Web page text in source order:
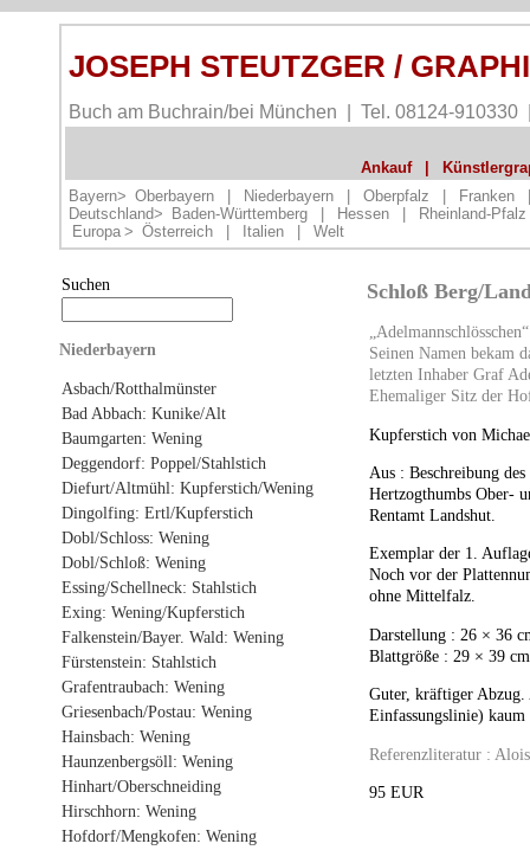
JOSEPH STEUTZGER /
Buch am Buchrain/bei München | Tel. 08124-
Ankauf
Bayern> Oberbayern Niederbayern Oberpfalz Franken
Deutschland>
Baden-Württemberg Hessen
Rheinland-Pfalz
Europa > Österreich Italien Welt
Suchen
Niederbayern
Asbach/Rotthalmünster
Bad Abbach: Kunike/Alt
Baumgarten: Wening
Deggendorf: Poppel/Stahlstich
Diefurt/Altmühl: Kupferstich/Wening
Dingolfing: Ertl/Kupferstich
Dobl/Schloss: Wening
Dobl/Schloß: Wening
Essing/Schellneck: Stahlstich
Exing: Wening/Kupferstich
Falkenstein/Bayer. Wald: Wening
Fürstenstein: Stahlstich
Grafentraubach: Wening
Griesenbach/Postau: Wening
Hainsbach: Wening
Haunzenbergsöll: Wening
Hinhart/Oberschneiding
Hirschhorn: Wening
Hofdorf/Mengkofen: Wening
Schloß Berg/
Seinen Namen bekam
letzten Inhaber Graf
Ehemaliger Sitz der
Kupferstich von
Aus : Beschreibung
Hertzogthumbs Ober-
Rentamt Landshut.
Exemplar der 1.
Noch vor der
ohne Mittelfalz.
Darstellung : 26 × 36
Blattgröße : 29 × 39 cm
Guter, kräftiger
Einfassungslinie)
Referenzliteratur :
95 EUR